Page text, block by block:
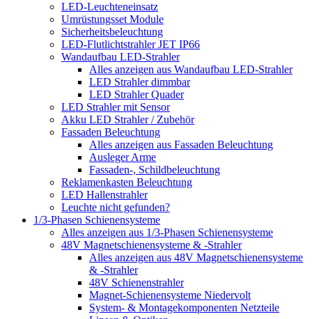
LED-Leuchteneinsatz
Umrüstungsset Module
Sicherheitsbeleuchtung
LED-Flutlichtstrahler JET IP66
Wandaufbau LED-Strahler
Alles anzeigen aus Wandaufbau LED-Strahler
LED Strahler dimmbar
LED Strahler Quader
LED Strahler mit Sensor
Akku LED Strahler / Zubehör
Fassaden Beleuchtung
Alles anzeigen aus Fassaden Beleuchtung
Ausleger Arme
Fassaden-, Schildbeleuchtung
Reklamenkasten Beleuchtung
LED Hallenstrahler
Leuchte nicht gefunden?
1/3-Phasen Schienensysteme
Alles anzeigen aus 1/3-Phasen Schienensysteme
48V Magnetschienensysteme & -Strahler
Alles anzeigen aus 48V Magnetschienensysteme
& -Strahler
48V Schienenstrahler
Magnet-Schienensysteme Niedervolt
System- & Montagekomponenten Netzteile